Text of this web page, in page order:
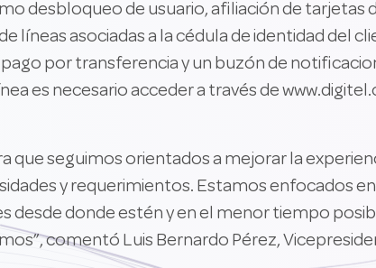
desbloqueo de usuario, afiliación de tarjetas
líneas asociadas a la cédula de identidad del
por transferencia y un buzón de
es necesario acceder a través de
que seguimos orientados a mejorar la
y requerimientos. Estamos enfocados
desde donde estén y en el menor tiempo
comentó Luis Bernardo Pérez,